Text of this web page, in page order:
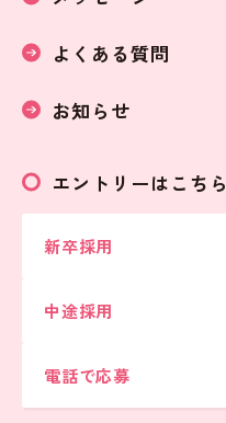
よくある質問
お知らせ
エントリーはこちら
新卒採用
中途採用
電話で応募